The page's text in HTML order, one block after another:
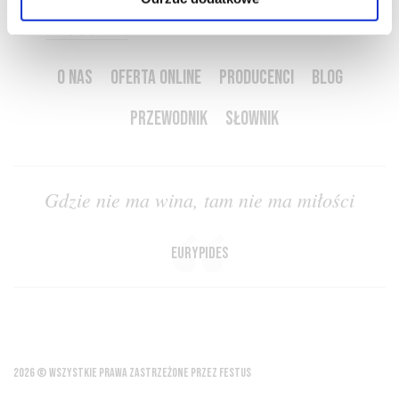
O NAS OFERTA ONLINE PRODUCENCI
BLOG
PRZEWODNIK
SŁOWNIK
Gdzie nie ma wina, tam nie ma miłości
Eurypides
2026 © WSZYSTKIE PRAWA ZASTRZEŻONE PRZEZ FESTUS